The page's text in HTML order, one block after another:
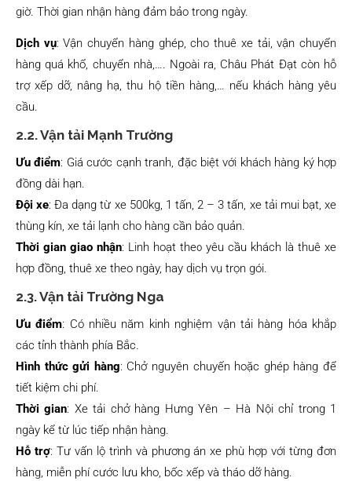
giờ. Thời gian nhận hàng đảm bảo trong ngày.
Dịch vụ: Vận chuyển hàng ghép, cho thuê xe tải, vận chuyển
hàng quá khổ, chuyển nhà,…. Ngoài ra, Châu Phát Đạt còn hỗ
trợ xếp dỡ, nâng hạ, thu hộ tiền hàng,… nếu khách hàng yêu
cầu.
2.2. Vận tải Mạnh Trường
Ưu điểm: Giá cước cạnh tranh, đặc biệt với khách hàng ký hợp
đồng dài hạn.
Đội xe: Đa dạng từ xe 500kg, 1 tấn, 2 – 3 tấn, xe tải mui bạt, xe
thùng kín, xe tải lạnh cho hàng cần bảo quản.
Thời gian giao nhận: Linh hoạt theo yêu cầu khách là thuê xe
hợp đồng, thuê xe theo ngày, hay dịch vụ trọn gói.
2.3. Vận tải Trường Nga
Ưu điểm: Có nhiều năm kinh nghiệm vận tải hàng hóa khắp
các tỉnh thành phía Bắc.
Hình thức gửi hàng: Chở nguyên chuyến hoặc ghép hàng để
tiết kiệm chi phí.
Thời gian: Xe tải chở hàng Hưng Yên – Hà Nội chỉ trong 1
ngày kể từ lúc tiếp nhận hàng.
Hỗ trợ: Tư vấn lộ trình và phương án xe phù hợp với từng đơn
hàng, miễn phí cước lưu kho, bốc xếp và tháo dỡ hàng.